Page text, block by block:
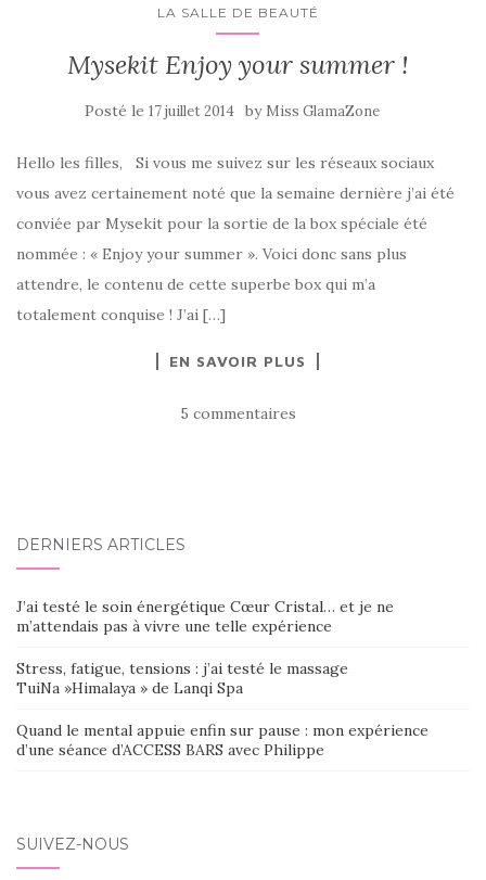
LA SALLE DE BEAUTÉ
Mysekit Enjoy your summer !
Posté le 17 juillet 2014 by Miss GlamaZone
Hello les filles, Si vous me suivez sur les réseaux sociaux
vous avez certainement noté que la semaine dernière j’ai été
conviée par Mysekit pour la sortie de la box spéciale été
nommée : « Enjoy your summer ». Voici donc sans plus
attendre, le contenu de cette superbe box qui m’a
totalement conquise ! J’ai […]
EN SAVOIR PLUS
5 commentaires
DERNIERS ARTICLES
J’ai testé le soin énergétique Cœur Cristal… et je ne
m’attendais pas à vivre une telle expérience
Stress, fatigue, tensions : j’ai testé le massage
TuiNa »Himalaya » de Lanqi Spa
Quand le mental appuie enfin sur pause : mon expérience
d’une séance d’ACCESS BARS avec Philippe
SUIVEZ-NOUS